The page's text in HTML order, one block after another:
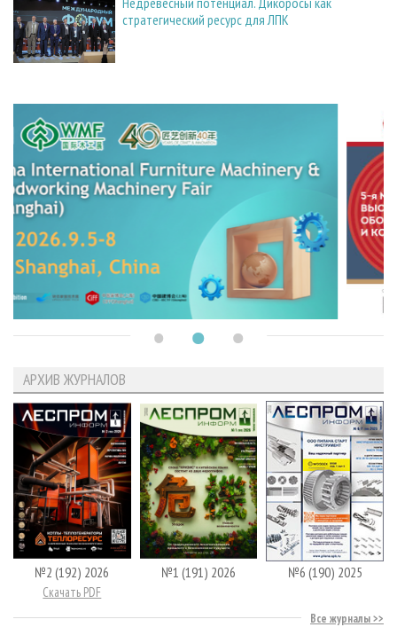
стратегический ресурс для ЛПК
АРХИВ ЖУРНАЛОВ
№2 (192) 2026
Скачать PDF
№1 (191) 2026 №6 (190) 2025
Все журналы